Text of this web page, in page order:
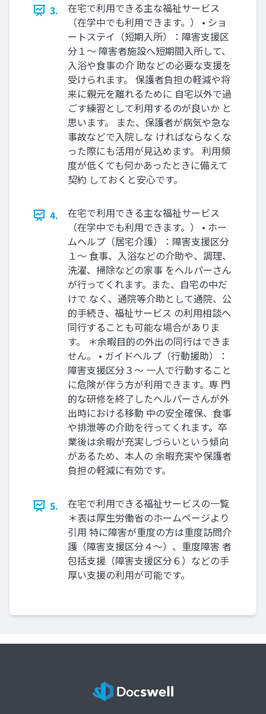
3.
在宅で利用できる主な福祉サービス
（在学中でも利用できます。） • ショ
ートステイ（短期入所）：障害支援区
分１～ 障害者施設へ短期間入所して、
入浴や食事の介 助などの必要な支援を
受けられます。 保護者負担の軽減や将
来に親元を離れるために 自宅以外で過
ごす練習として利用するのが良いか と
思います。 また、保護者が病気や急な
事故などで入院しな ければならなくな
った際にも活用が見込めます。 利用頻
度が低くても何かあったときに備えて
契約 しておくと安心です。
4.
在宅で利用できる主な福祉サービス
（在学中でも利用できます。） • ホー
ムヘルプ（居宅介護）：障害支援区分
１～ 食事、入浴などの介助や、調理、
洗濯、掃除などの家事 をヘルパーさん
が行ってくれます。また、自宅の中だ
けで なく、通院等介助として通院、公
的手続き、福祉サービス の利用相談へ
同行することも可能な場合がありま
す。 ＊余暇目的の外出の同行はできま
せん。 • ガイドヘルプ（行動援助）：
障害支援区分３～ 一人で行動すること
に危険が伴う方が利用できます。専 門
的な研修を終了したヘルパーさんが外
出時における移動 中の安全確保、食事
や排泄等の介助を行ってくれます。卒
業後は余暇が充実しづらいという傾向
があるため、本人の 余暇充実や保護者
負担の軽減に有効です。
5.
在宅で利用できる福祉サービスの一覧
＊表は厚生労働省のホームページより
引用 特に障害が重度の方は重度訪問介
護（障害支援区分４～）、重度障害 者
包括支援（障害支援区分６）などの手
厚い支援の利用が可能です。